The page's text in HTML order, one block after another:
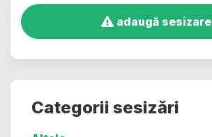
adaugă sesizare
Categorii sesizări